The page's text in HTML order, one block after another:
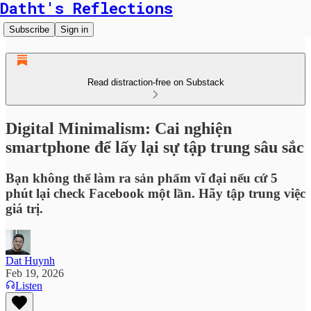
Datht's Reflections
Subscribe Sign in
Read distraction-free on Substack
Digital Minimalism: Cai nghiện
smartphone để lấy lại sự tập trung sâu sắc
Bạn không thể làm ra sản phẩm vĩ đại nếu cứ 5
phút lại check Facebook một lần. Hãy tập trung việc
giá trị.
Dat Huynh
Feb 19, 2026
Listen